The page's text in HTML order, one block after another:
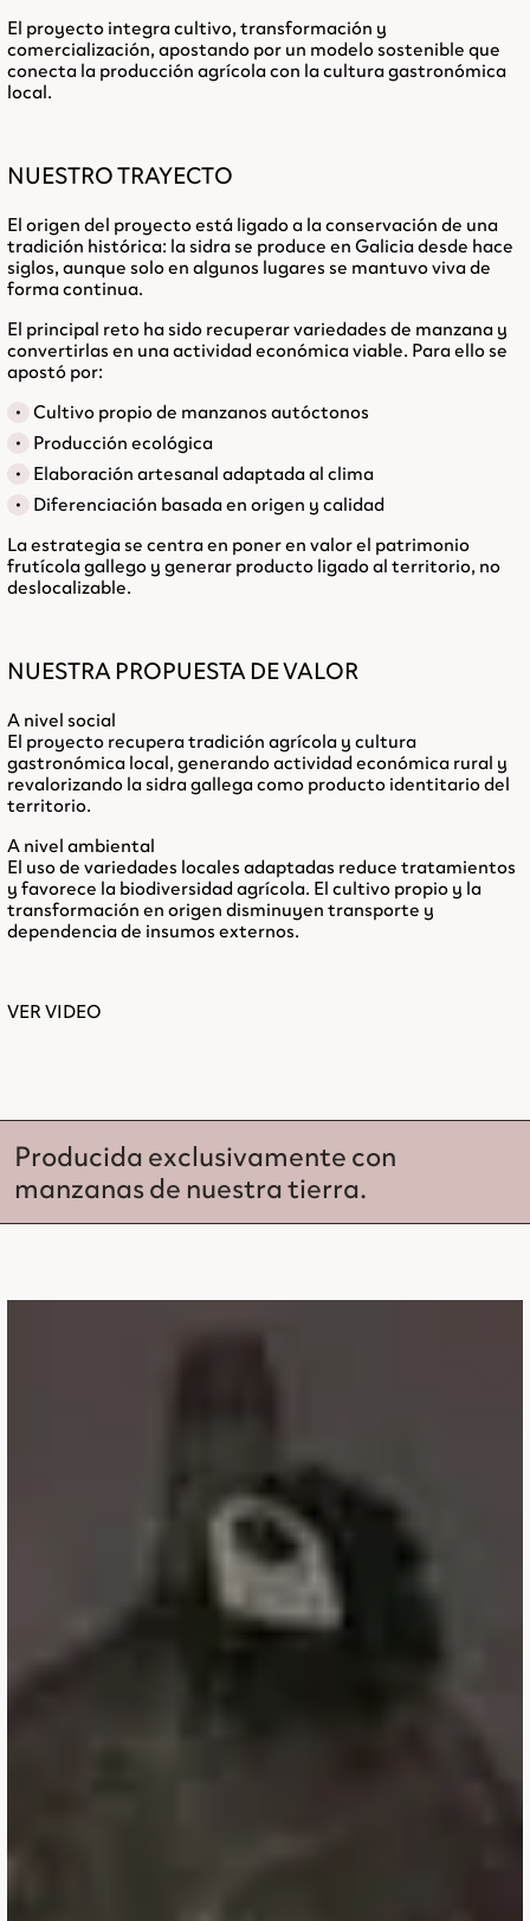
El proyecto integra cultivo, transformación y
comercialización, apostando por un modelo sostenible que
conecta la producción agrícola con la cultura gastronómica
local.
NUESTRO TRAYECTO
El origen del proyecto está ligado a la conservación de una
tradición histórica: la sidra se produce en Galicia desde hace
siglos, aunque solo en algunos lugares se mantuvo viva de
forma continua.
El principal reto ha sido recuperar variedades de manzana y
convertirlas en una actividad económica viable. Para ello se
apostó por:
Cultivo propio de manzanos autóctonos
Producción ecológica
Elaboración artesanal adaptada al clima
Diferenciación basada en origen y calidad
La estrategia se centra en poner en valor el patrimonio
frutícola gallego y generar producto ligado al territorio, no
deslocalizable.
NUESTRA PROPUESTA DE VALOR
A nivel social
El proyecto recupera tradición agrícola y cultura
gastronómica local, generando actividad económica rural y
revalorizando la sidra gallega como producto identitario del
territorio.
A nivel ambiental
El uso de variedades locales adaptadas reduce tratamientos
y favorece la biodiversidad agrícola. El cultivo propio y la
transformación en origen disminuyen transporte y
dependencia de insumos externos.
VER VIDEO
Producida exclusivamente con
manzanas de nuestra tierra.